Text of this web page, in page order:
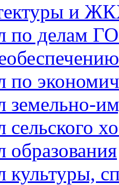
и
по делам
по
земельно-
сельского
образования
культуры,